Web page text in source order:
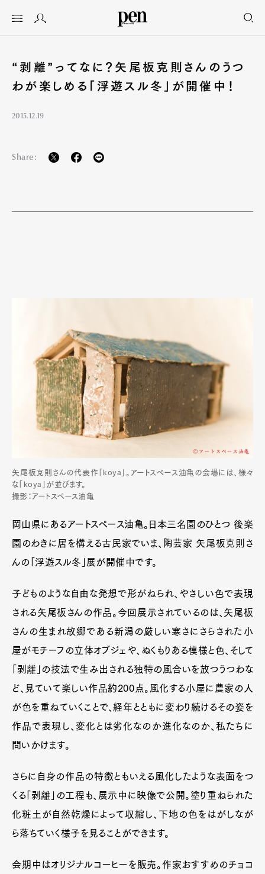
“剥離”ってなに？矢尾板克則さんのうつ
わが楽しめる「浮遊スル冬」が開催中！
2015.12.19
Share:
矢尾板克則さんの代表作「koya」。アートスペース油亀の会場には、様々
な「koya」が並びます。
撮影：アートスペース油亀
岡山県にあるアートスペース油亀。日本三名園のひとつ 後楽
園のわきに居を構える古民家でいま、陶芸家 矢尾板克則さ
んの「浮遊スル冬」展が開催中です。
子どものような自由な発想で形がねられ、やさしい色で表現
される矢尾板さんの作品。今回展示されているのは、矢尾板
さんの生まれ故郷である新潟の厳しい寒さにさらされた小
屋がモチーフの立体オブジェや、ぬくもりある模様と色、そして
「剥離」の技法で生み出される独特の風合いを放つうつわな
ど、見ていて楽しい作品約200点。風化する小屋に農家の人
が色を重ねていくことで、経年とともに変わり続けるその姿を
作品で表現し、変化とは劣化なのか進化なのか、私たちに
問いかけます。
さらに自身の作品の特徴ともいえる風化したような表面をつ
くる「剥離」の工程も、展示中に映像で公開。塗り重ねられた
化粧土が自然乾燥によって収縮し、下地の色をはがしなが
ら落ちていく様子を見ることができます。
会期中はオリジナルコーヒーを販売。作家おすすめのチョコ